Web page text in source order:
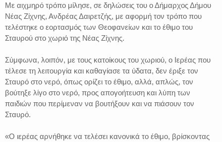
Με αιχμηρό τρόπο μίλησε, σε δηλώσεις του ο Δήμαρχος Δήμου
Νέας Ζίχνης, Ανδρέας Δαιρετζής, με αφορμή τον τρόπο που
τελέστηκε ο εορτασμός των Θεοφανείων και το έθιμο του
Σταυρού στο χωριό της Νέας Ζίχνης.
Σύμφωνα, λοιπόν, με τους κατοίκους του χωριού, ο Ιερέας που
τέλεσε τη λειτουργία και καθαγίασε τα ύδατα, δεν έριξε τον
Σταυρό στο νερό, όπως ορίζει το έθιμο, αλλά, απλώς, τον
βούτηξε λίγο στο νερό, προς απογοήτευση και λύπη των
παιδιών που περίμεναν να βουτήξουν και να πιάσουν τον
Σταυρό.
«Ο ιερέας αρνήθηκε να τελέσει κανονικά το έθιμο, βρίσκοντας